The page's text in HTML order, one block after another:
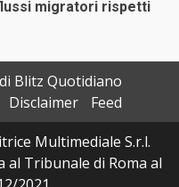
migratori rispetti
Blitz Quotidiano
Disclaimer
Feed
Multimediale S.r.l.
Tribunale di Roma al